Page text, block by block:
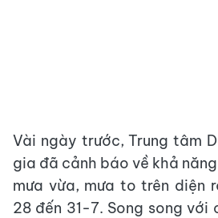
Vài ngày trước, Trung tâm
gia đã cảnh báo về khả
mưa vừa, mưa to trên diện
28 đến 31-7. Song song với